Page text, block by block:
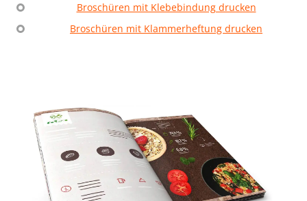
Broschüren mit Klebebindung drucken
Broschüren mit Klammerheftung drucken